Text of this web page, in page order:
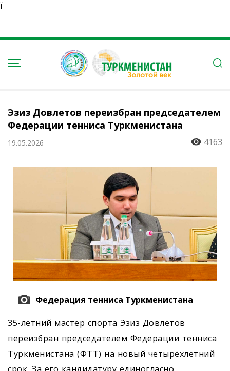
Ï
Эзиз Довлетов переизбран председателем
Федерации тенниса Туркменистана
19.05.2026 4163
Федерация тенниса Туркменистана
35-летний мастер спорта Эзиз Довлетов
переизбран председателем Федерации тенниса
Туркменистана (ФТТ) на новый четырёхлетний